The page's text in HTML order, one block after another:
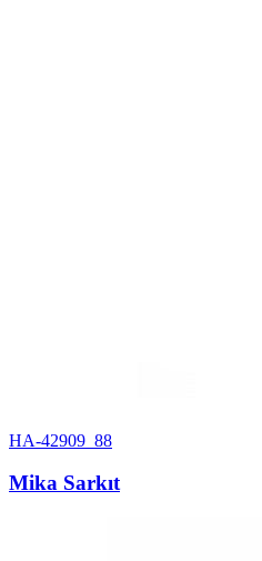
HA-42909_88
Mika Sarkıt